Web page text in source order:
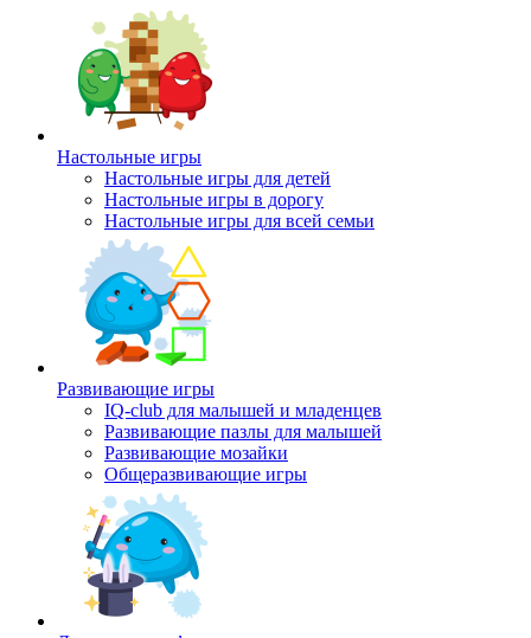
Настольные игры
Настольные игры для детей
Настольные игры в дорогу
Настольные игры для всей семьи
Развивающие игры
IQ-club для малышей и младенцев
Развивающие пазлы для малышей
Развивающие мозайки
Общеразвивающие игры